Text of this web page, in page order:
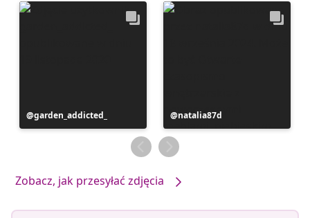
Post
opublikowany
garden_addicted_
Post
opublikowany
przez
natalia87d
Zobacz, jak przesyłać zdjęcia